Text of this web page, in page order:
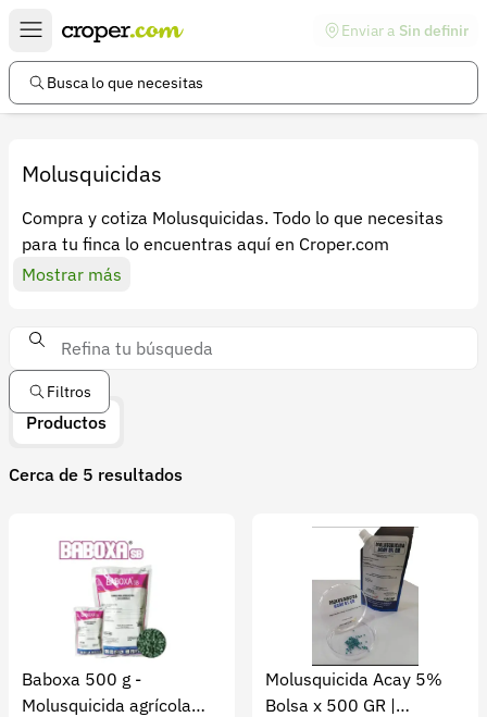
Enviar a Sin definir
Busca lo que necesitas
Molusquicidas
Compra y cotiza Molusquicidas. Todo lo que necesitas
para tu finca lo encuentras aquí en Croper.com
Mostrar más
Filtros
Productos
Cerca de 5 resultados
Baboxa 500 g -
Molusquicida agrícola
Molusquicida Acay 5%
Bolsa x 500 GR |
Enlaces de interés
Preguntas frecuentes
Ayuda
Términos y condiciones
Política de privacidad
Cuenta
Iniciar sesión
+57 323 2931928
contacto@croper.com